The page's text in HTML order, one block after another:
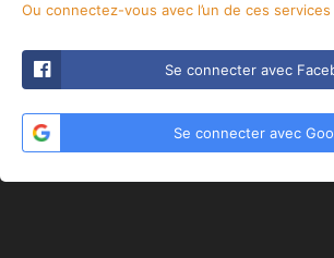
Ou connectez-vous avec l’un de ces services
Se connecter avec
Se connecter avec